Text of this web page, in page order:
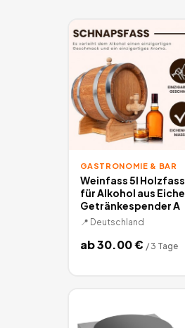
GASTRONOMIE & BAR
Weinfass 5l Holzfass
für Alkohol aus Eiche
Getränkespender A
📍 Deutschland
ab30.00€ / 3 Tage